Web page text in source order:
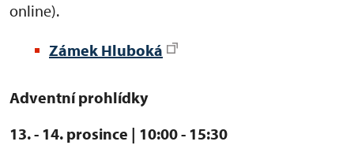
online).
Zámek Hluboká
Adventní prohlídky
13. - 14. prosince | 10:00 - 15:30